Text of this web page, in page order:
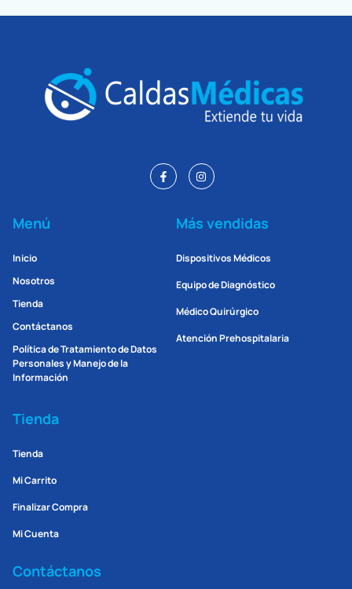
Menú
Inicio
Nosotros
Tienda
Contáctanos
Política de Tratamiento de Datos
Personales y Manejo de la
Información
Más vendidas
Dispositivos Médicos
Equipo de Diagnóstico
Médico Quirúrgico
Atención Prehospitalaria
Tienda
Tienda
Mi Carrito
Finalizar Compra
Mi Cuenta
Contáctanos